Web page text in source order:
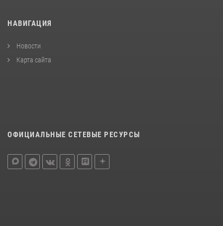
НАВИГАЦИЯ
Новости
Карта сайта
ОФИЦИАЛЬНЫЕ СЕТЕВЫЕ РЕСУРСЫ